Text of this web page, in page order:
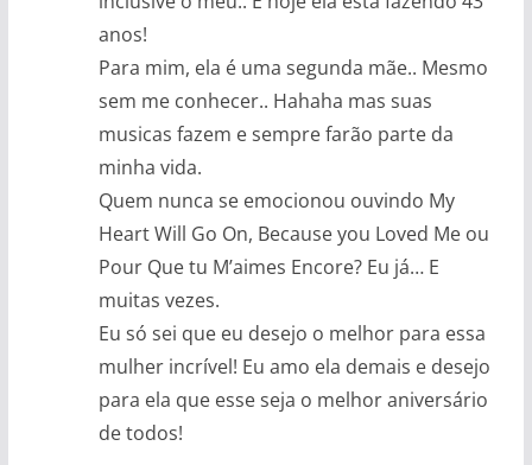
anos!
Para mim, ela é uma segunda mãe.. Mesmo
sem me conhecer.. Hahaha mas suas
musicas fazem e sempre farão parte da
minha vida.
Quem nunca se emocionou ouvindo My
Heart Will Go On, Because you Loved Me ou
Pour Que tu M’aimes Encore? Eu já… E
muitas vezes.
Eu só sei que eu desejo o melhor para essa
mulher incrível! Eu amo ela demais e desejo
para ela que esse seja o melhor aniversário
de todos!